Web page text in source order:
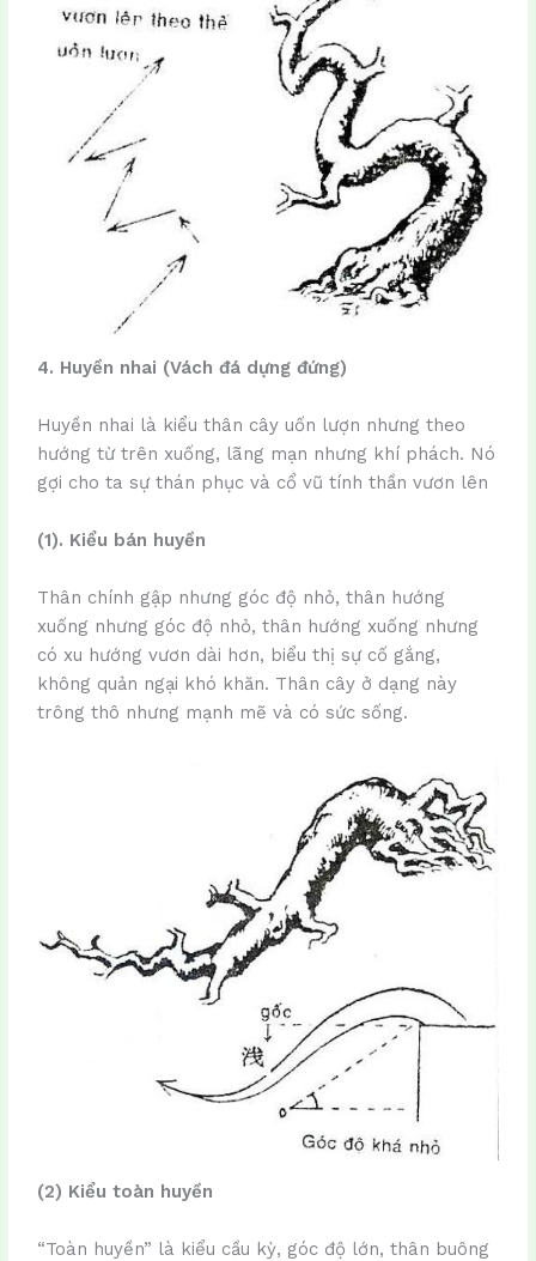
4. Huyền nhai (Vách đá dựng đứng)
Huyền nhai là kiểu thân cây uốn lượn nhưng theo
hướng từ trên xuống, lãng mạn nhưng khí phách. Nó
gợi cho ta sự thán phục và cổ vũ tính thần vươn lên
(1). Kiểu bán huyền
Thân chính gập nhưng góc độ nhỏ, thân hướng
xuống nhưng góc độ nhỏ, thân hướng xuống nhưng
có xu hướng vươn dài hơn, biểu thị sự cố gắng,
không quản ngại khó khăn. Thân cây ở dạng này
trông thô nhưng mạnh mẽ và có sức sống.
(2) Kiểu toàn huyền
“Toàn huyền” là kiểu cầu kỳ, góc độ lớn, thân buông